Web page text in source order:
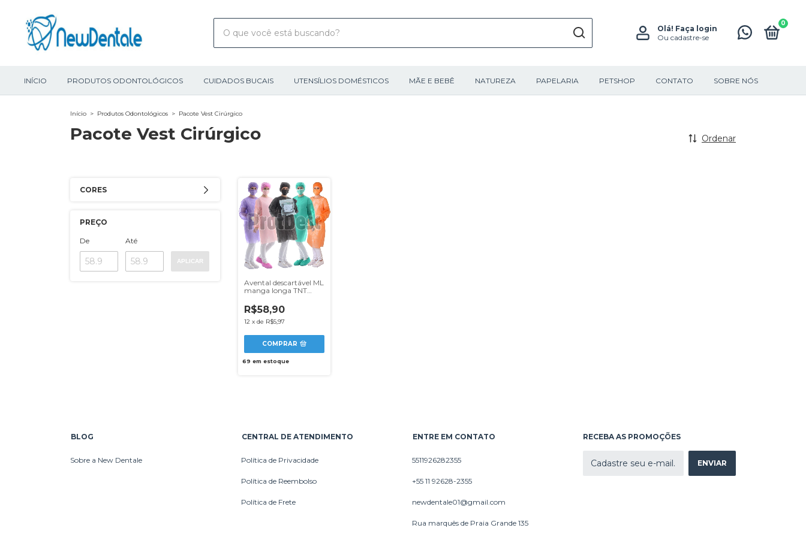
Olá! Faça login
Ou cadastre-se
0
INÍCIO PRODUTOS ODONTOLÓGICOS CUIDADOS BUCAIS UTENSÍLIOS DOMÉSTICOS MÃE E BEBÊ NATUREZA PAPELARIA PETSHOP CONTATO SOBRE NÓS
Início > Produtos Odontológicos > Pacote Vest Cirúrgico
Pacote Vest Cirúrgico Ordenar
CORES
PREÇO
De Até
APLICAR
Avental descartável ML
manga longa TNT
Pacote c/10 unidades
R$58,90
12 x de R$5,97
COMPRAR
69 em estoque
BLOG
Sobre a New Dentale
CENTRAL DE ATENDIMENTO
Política de Privacidade
Política de Reembolso
Política de Frete
ENTRE EM CONTATO
5511926282355
+55 11 92628-2355
newdentale01@gmail.com
Rua marquês de Praia Grande 135
RECEBA AS PROMOÇÕES